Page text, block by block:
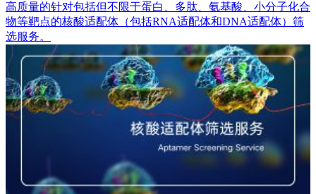
高质量的针对包括但不限于蛋白、多肽、氨基酸、小分子化合
物等靶点的核酸适配体（包括RNA适配体和DNA适配体）筛
选服务。